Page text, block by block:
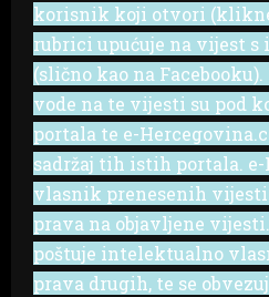
korisnik koji otvori
rubrici upućuje na vijest
(slično kao na
vode na te vijesti su pod
portala te e-
sadržaj tih istih portala.
vlasnik prenesenih
prava na objavljene
poštuje intelektualno
prava drugih, te se